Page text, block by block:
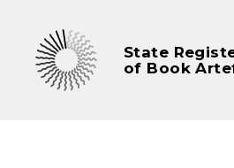
State
of Book